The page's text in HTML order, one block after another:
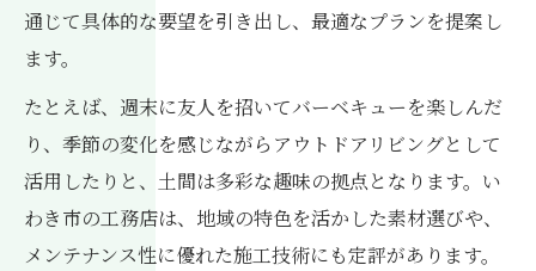
通じて具体的な要望を引き出し、最適なプランを提案し
ます。
たとえば、週末に友人を招いてバーベキューを楽しんだ
り、季節の変化を感じながらアウトドアリビングとして
活用したりと、土間は多彩な趣味の拠点となります。い
わき市の工務店は、地域の特色を活かした素材選びや、
メンテナンス性に優れた施工技術にも定評があります。